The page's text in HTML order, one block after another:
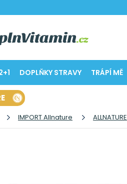
DOPLŇKY STRAVY TRÁPÍ MĚ
IMPORT Allnature ALLNATURE